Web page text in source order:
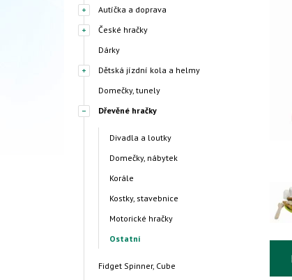
Autíčka a doprava
České hračky
Dárky
Dětská jízdní kola a helmy
Domečky, tunely
Dřevěné hračky
Divadla a loutky
Domečky, nábytek
Korále
Kostky, stavebnice
Motorické hračky
Ostatní
Fidget Spinner, Cube